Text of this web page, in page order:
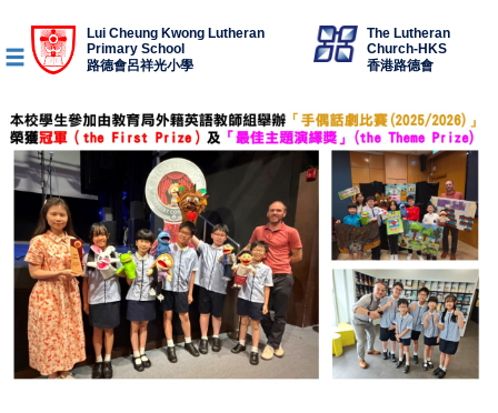
Lui Cheung Kwong Lutheran
Primary School
路德會呂祥光小學
The Lutheran
Church-HKS
香港路德會